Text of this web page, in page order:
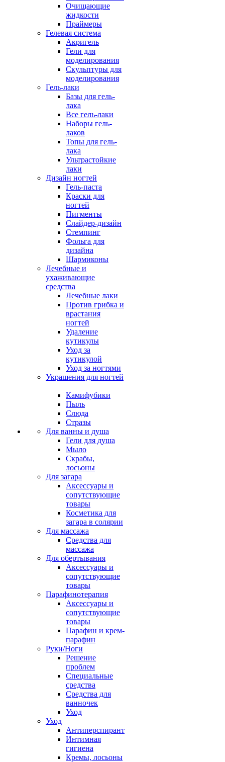
Очищающие
жидкости
Праймеры
Гелевая система
Акригель
Гели для
моделирования
Скульптуры для
моделирования
Гель-лаки
Базы для гель-
лака
Все гель-лаки
Наборы гель-
лаков
Топы для гель-
лака
Ультрастойкие
лаки
Дизайн ногтей
Гель-паста
Краски для
ногтей
Пигменты
Слайдер-дизайн
Стемпинг
Фольга для
дизайна
Шармиконы
Лечебные и
ухаживающие
средства
Лечебные лаки
Против грибка и
врастания
ногтей
Удаление
кутикулы
Уход за
кутикулой
Уход за ногтями
Украшения для ногтей
Камифубики
Пыль
Слюда
Стразы
Для ванны и душа
Гели для душа
Мыло
Скрабы,
лосьоны
Для загара
Аксессуары и
сопутствующие
товары
Косметика для
загара в солярии
Для массажа
Средства для
массажа
Для обертывания
Аксессуары и
сопутствующие
товары
Парафинотерапия
Аксессуары и
сопутствующие
товары
Парафин и крем-
парафин
Руки/Ноги
Решение
проблем
Специальные
средства
Средства для
ванночек
Уход
Уход
Антиперспирант
Интимная
гигиена
Кремы, лосьоны